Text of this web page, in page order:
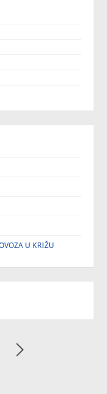
U KRIŽU